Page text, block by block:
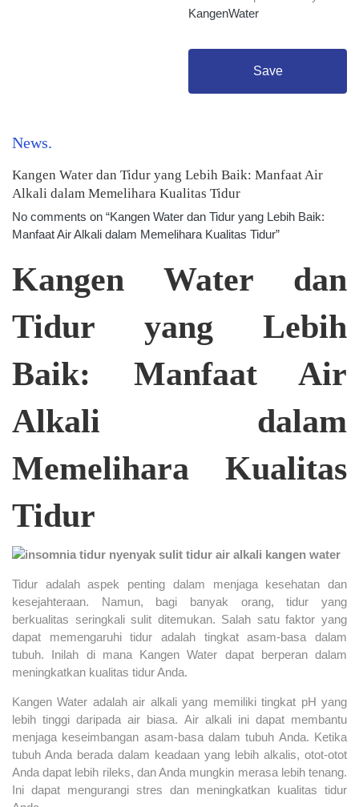
KangenWater
Save
News
Kangen Water dan Tidur yang Lebih Baik: Manfaat Air
Alkali dalam Memelihara Kualitas Tidur
No comments on “Kangen Water dan Tidur yang Lebih Baik:
Manfaat Air Alkali dalam Memelihara Kualitas Tidur”
Kangen Water dan
Tidur yang Lebih
Baik: Manfaat Air
Alkali dalam
Memelihara Kualitas
Tidur
Tidur adalah aspek penting dalam menjaga kesehatan dan
kesejahteraan. Namun, bagi banyak orang, tidur yang
berkualitas seringkali sulit ditemukan. Salah satu faktor yang
dapat memengaruhi tidur adalah tingkat asam-basa dalam
tubuh. Inilah di mana Kangen Water dapat berperan dalam
meningkatkan kualitas tidur Anda.
Kangen Water adalah air alkali yang memiliki tingkat pH yang
lebih tinggi daripada air biasa. Air alkali ini dapat membantu
menjaga keseimbangan asam-basa dalam tubuh Anda. Ketika
tubuh Anda berada dalam keadaan yang lebih alkalis, otot-otot
Anda dapat lebih rileks, dan Anda mungkin merasa lebih tenang.
Ini dapat mengurangi stres dan meningkatkan kualitas tidur